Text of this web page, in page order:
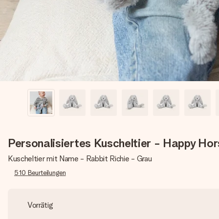
Personalisiertes Kuscheltier - Happy
Kuscheltier mit Name - Rabbit Richie - Grau
510 Beurteilungen
Vorrätig